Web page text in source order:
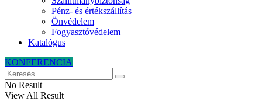
Pénz- és értékszállítás
Önvédelem
Fogyasztóvédelem
Katalógus
KONFERENCIA
No Result
View All Result